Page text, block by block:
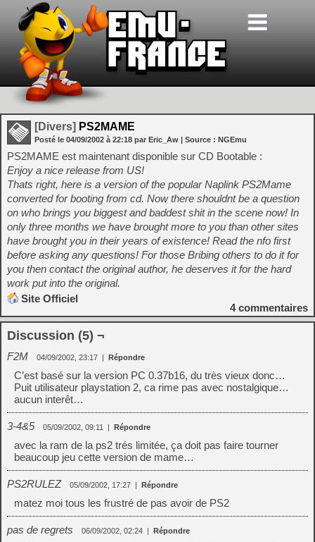
[Divers] PS2MAME
Posté le 04/09/2002 à 22:18 par Eric_Aw | Source : NGEmu
PS2MAME est maintenant disponible sur CD Bootable :
Enjoy a nice release from US!
Thats right, here is a version of the popular Naplink PS2Mame
converted for booting from cd. Now there shouldnt be a question
on who brings you biggest and baddest shit in the scene now! In
only three months we have brought more to you than other sites
have brought you in their years of existence! Read the nfo first
before asking any questions! For those Bribing others to do it for
you then contact the original author, he deserves it for the hard
work put into the original.
Site Officiel
4commentaires
Discussion (5) ¬
F2M 04/09/2002, 23:17 | Répondre
C’est basé sur la version PC 0.37b16, du très vieux donc…
Puit utilisateur playstation 2, ca rime pas avec nostalgique…
aucun interêt…
3-4&5 05/09/2002, 09:11 | Répondre
avec la ram de la ps2 trés limitée, ça doit pas faire tourner
beaucoup jeu cette version de mame…
PS2RULEZ 05/09/2002, 17:27 | Répondre
matez moi tous les frustré de pas avoir de PS2
pas de regrets 06/09/2002, 02:24 | Répondre